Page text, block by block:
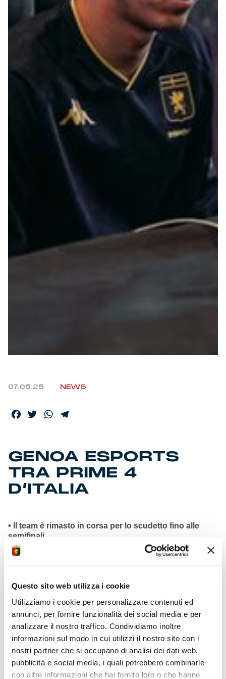
Questo sito web utilizza i cookie
Utilizziamo i cookie per personalizzare contenuti ed
annunci, per fornire funzionalità dei social media e per
analizzare il nostro traffico. Condividiamo inoltre
informazioni sul modo in cui utilizzi il nostro sito con i
nostri partner che si occupano di analisi dei dati web,
pubblicità e social media, i quali potrebbero combinarle
con altre informazioni che hai fornito loro o che hanno
Summer Sale
Helan x Genoa
Isolani x Genoa
07.05.25 NEWS
Facebook
TwitterWhatsApp
GENOA ESPORTS
TRA PRIME 4
D’ITALIA
• Il team è rimasto in corsa per lo scudetto fino alle
semifinali
• Karimisbak ha dato spettacolo sotto la guida di
coach Felpato
• Apporto di valore fornito dagli altri due player Enry e
• L’agenziaPro2Besi conferma come una scuderia di
• Genoa eSports aveva vinto 1° edizione campionato
nazionale
• Per seconda volta Genoa qualificato per eChampions
League